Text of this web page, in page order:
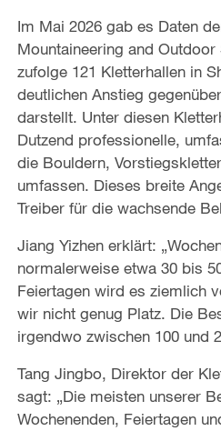
Im Mai 2026 gab es Daten
Mountaineering and
zufolge 121 Kletterhallen in
deutlichen Anstieg
darstellt. Unter diesen
Dutzend professionelle,
die Bouldern,
umfassen. Dieses breite
Treiber für die wachsende
Jiang Yizhen erklärt:
normalerweise etwa 30 bis
Feiertagen wird es ziemlich
wir nicht genug Platz. Die
irgendwo zwischen 100 und
Tang Jingbo, Direktor der
sagt: „Die meisten unserer
Wochenenden, Feiertagen